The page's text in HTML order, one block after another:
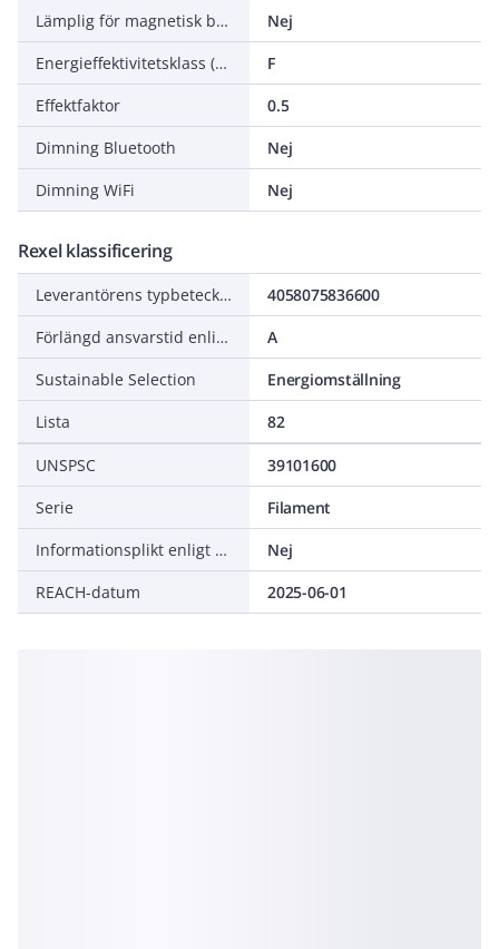
Lämplig för magnetisk ballast
Nej
Energieffektivitetsklass (EU 2019/2015)
F
Effektfaktor
0.5
Dimning Bluetooth
Nej
Dimning WiFi
Nej
Rexel klassificering
Leverantörens typbeteckning
4058075836600
Förlängd ansvarstid enligt ALEM-09
A
Sustainable Selection
Energiomställning
Lista
82
UNSPSC
39101600
Serie
Filament
Informationsplikt enligt REACH
Nej
REACH-datum
2025-06-01